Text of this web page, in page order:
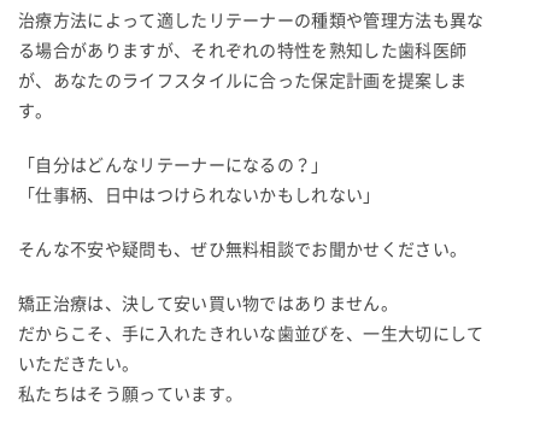
治療方法によって適したリテーナーの種類や管理方法も異な
る場合がありますが、それぞれの特性を熟知した歯科医師
が、あなたのライフスタイルに合った保定計画を提案しま
す。
「自分はどんなリテーナーになるの？」
「仕事柄、日中はつけられないかもしれない」
そんな不安や疑問も、ぜひ無料相談でお聞かせください。
矯正治療は、決して安い買い物ではありません。
だからこそ、手に入れたきれいな歯並びを、一生大切にして
いただきたい。
私たちはそう願っています。